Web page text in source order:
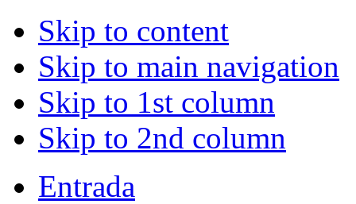
Skip to content
Skip to main navigation
Skip to 1st column
Skip to 2nd column
Entrada